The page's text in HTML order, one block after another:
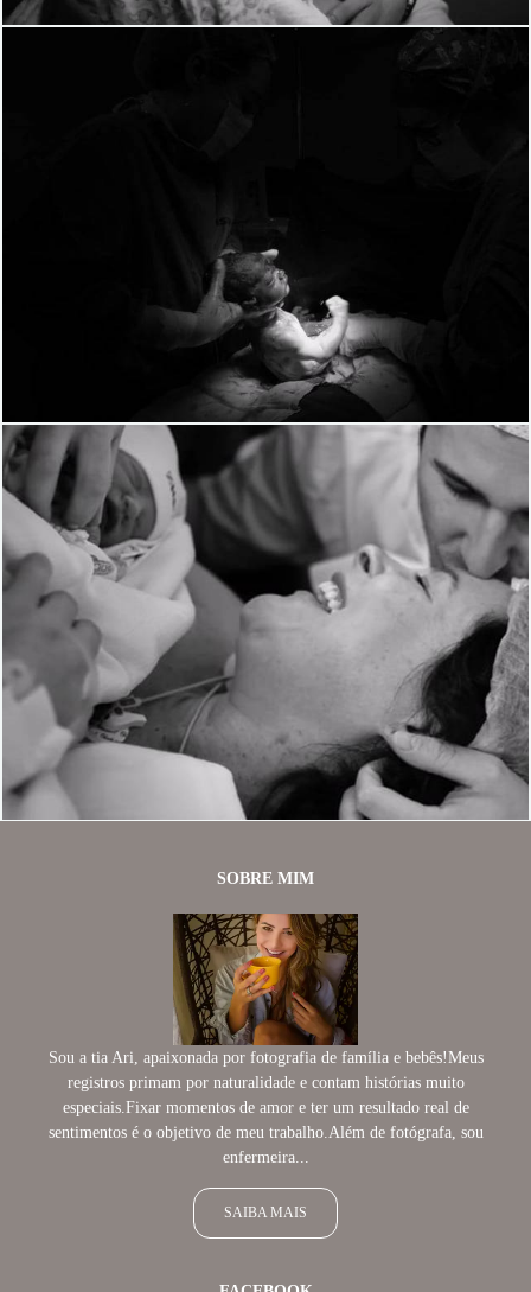
1641 0
1662 0
SOBRE MIM
Sou a tia Ari, apaixonada por fotografia de família e bebês!Meus
registros primam por naturalidade e contam histórias muito
especiais.Fixar momentos de amor e ter um resultado real de
sentimentos é o objetivo de meu trabalho.Além de fotógrafa, sou
enfermeira...
SAIBA MAIS